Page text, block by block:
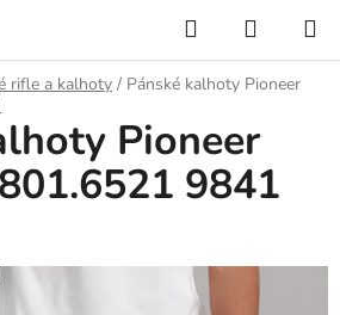
Hledat
KOŠÍK
rifle a kalhoty / Pánské kalhoty Pioneer
Pioneer
9841